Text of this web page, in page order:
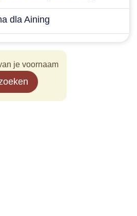
dla Aining
je voornaam